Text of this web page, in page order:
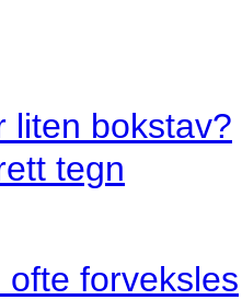
liten bokstav?
tegn
ofte forveksles